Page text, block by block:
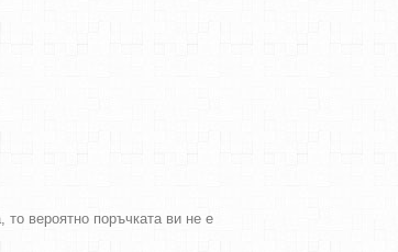
вероятно поръчката ви не е